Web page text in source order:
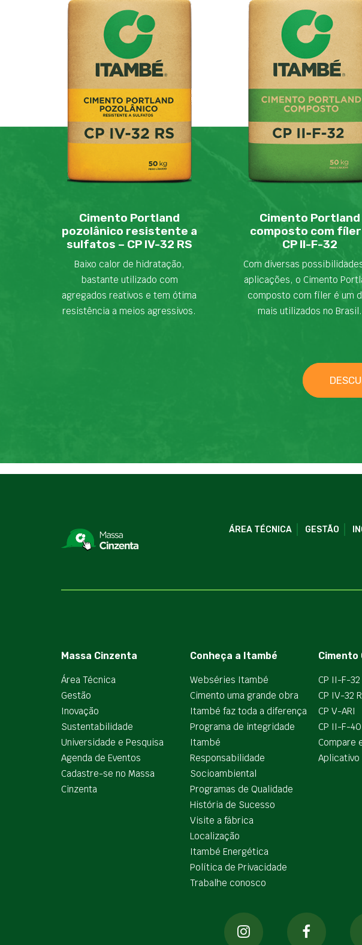
Cimento Portland
pozolânico resistente a
sulfatos – CP IV-32 RS
Baixo calor de hidratação,
bastante utilizado com
agregados reativos e tem ótima
resistência a meios agressivos.
Cimento Portland
composto com fíler
CP II-F-32
Com diversas
aplicações, o Cimento
composto com fíler é um
mais utilizados no Brasil.
ÁREA TÉCNICA GESTÃO
Massa Cinzenta
Área Técnica
Gestão
Inovação
Sustentabilidade
Universidade e Pesquisa
Agenda de Eventos
Cadastre-se no Massa
Cinzenta
Conheça a Itambé
Webséries Itambé
Cimento uma grande obra
Itambé faz toda a diferença
Programa de integridade
Itambé
Responsabilidade
Socioambiental
Programas de Qualidade
História de Sucesso
Visite a fábrica
Localização
Itambé Energética
Política de Privacidade
Trabalhe conosco
Cimento
CP II-F-32
CP IV-32
CP V-ARI
CP II-F-40
Compare